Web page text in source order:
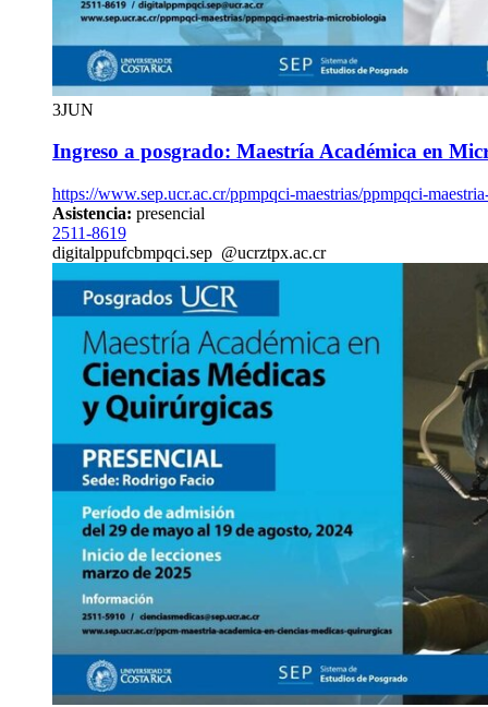
3JUN
Ingreso a posgrado: Maestría Académica en
https://www.sep.ucr.ac.cr/ppmpqci-maestrias/ppmpqci-
Asistencia: presencial
2511-8619
digitalppufcbmpqci.sep @ucrztpx.ac.cr